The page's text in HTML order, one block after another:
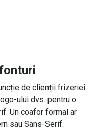
de clienții frizeriei
ului dvs. pentru o
Un coafor formal ar
sau Sans-Serif.